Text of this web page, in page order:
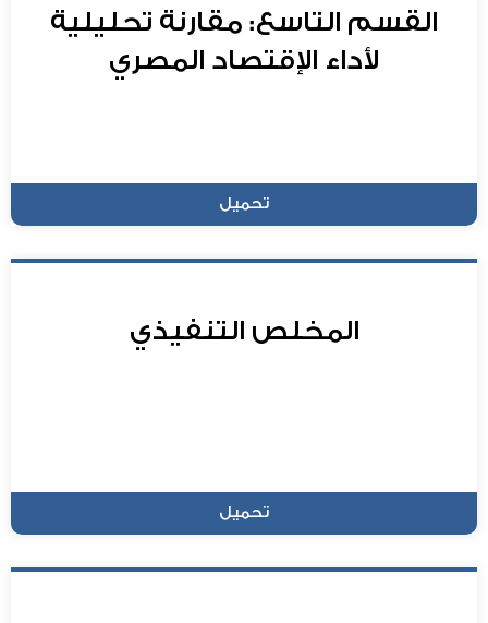
القسم التاسع: مقارنة تحليلية
لأداء الإقتصاد المصري
تحميل
المخلص التنفيذي
تحميل